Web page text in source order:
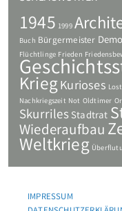
1945 1999
Buch Bürgermeister
Flüchtlinge Frieden
KriegKurioses
Nachkriegszeit Not Oldtimer
SkurrilesStadtrat
Wiederaufbau
Weltkrieg
IMPRESSUM